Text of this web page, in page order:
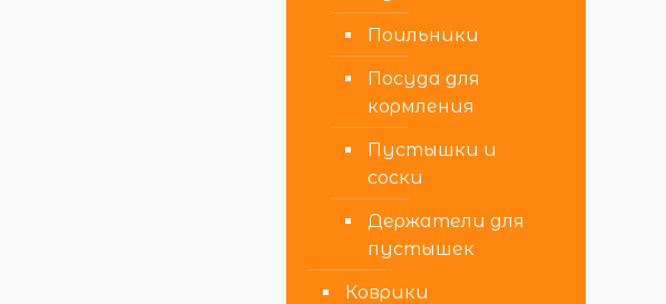
Поильники
Посуда для
кормления
Пустышки и
соски
Держатели для
пустышек
Коврики